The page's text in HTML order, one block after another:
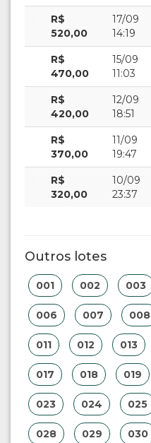
R$
520,00
17/09
14:19
R$
470,00
15/09
11:03
R$
420,00
12/09
18:51
R$
370,00
11/09
19:47
R$
320,00
10/09
23:37
Outros lotes
001 002 003
006 007 008
011 012 013
017 018 019
023 024 025
028 029 030